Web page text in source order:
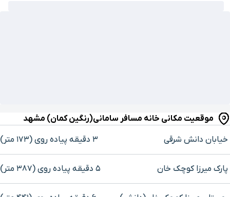
موقعیت مکانی خانه مسافر سامانی(رنگین کمان) مشهد
خیابان دانش شرقی ۳ دقیقه پیاده ‌روی (۱۷۳ متر)
پارک میرزا کوچک خان ۵ دقیقه پیاده ‌روی (۳۸۷ متر)